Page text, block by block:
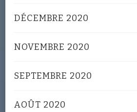
DÉCEMBRE 2020
NOVEMBRE 2020
SEPTEMBRE 2020
AOÛT 2020